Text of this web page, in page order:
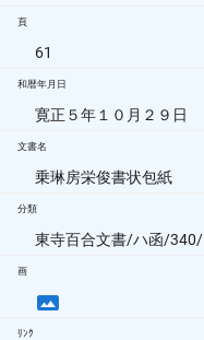
頁
61
和暦年月日
寛正５年１０月２９日
文書名
乗琳房栄俊書状包紙
分類
東寺百合文書/ハ函/340/
画
ﾘﾝｸ